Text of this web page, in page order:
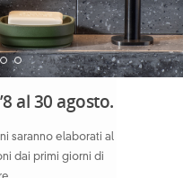
al 30 agosto.
saranno elaborati al
dai primi giorni di